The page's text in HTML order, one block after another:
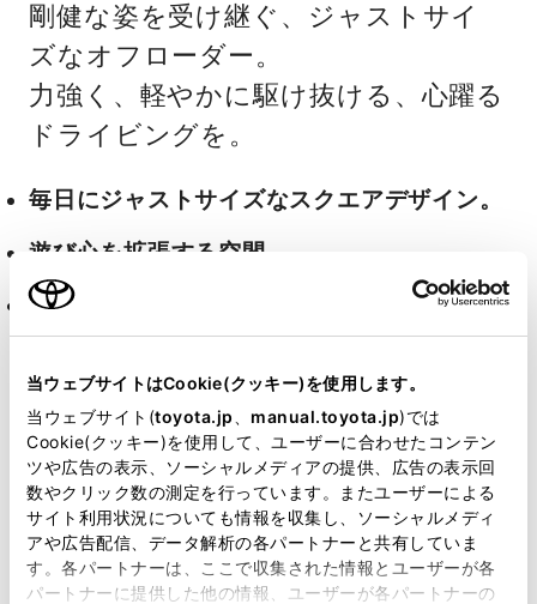
当ウェブサイトはCookie(クッキー)を使用します。
当ウェブサイト(toyota.jp manual.toyota.jp)では
Cookie(クッキー)を使用して、ユーザーに合わせたコンテン
ツや広告の表示、ソーシャルメディアの提供、広告の表示回
数やクリック数の測定を行っています。またユーザーによる
サイト利用状況についても情報を収集し、ソーシャルメディ
アや広告配信、データ解析の各パートナーと共有していま
す。各パートナーは、ここで収集された情報とユーザーが各
パートナーに提供した他の情報、ユーザーが各パートナーの
剛健な姿を受け継ぐ、ジャストサイ
ズなオフローダー。
力強く、軽やかに駆け抜ける、心躍る
ドライビングを。
毎日にジャストサイズなスクエアデザイン。
遊び心を拡張する空間。
険しさを楽しさに変える、タフな走り。
詳細はこちら
見積りシミュレーション